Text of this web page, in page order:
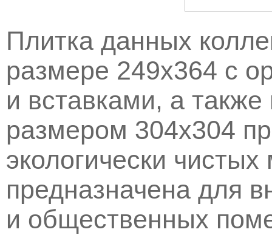
Плитка данных
размере 249х364 с
и вставками, а
размером 304х304
экологически
предназначена для
и общественных